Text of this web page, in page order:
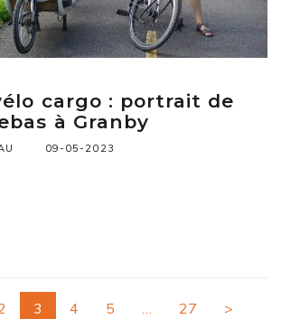
cargo : portrait de
à Granby
09-05-2023
3 4 5 … 27 >